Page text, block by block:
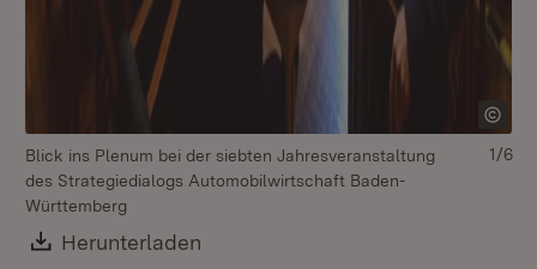
Blick ins Plenum bei der siebten Jahresveranstaltung
des Strategiedialogs Automobilwirtschaft Baden-
Württemberg
Download:
Herunterladen
1/6